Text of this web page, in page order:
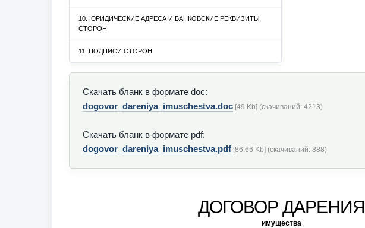
10. ЮРИДИЧЕСКИЕ АДРЕСА И БАНКОВСКИЕ РЕКВИЗИТЫ
СТОРОН
11. ПОДПИСИ СТОРОН
Скачать бланк в формате doc:
dogovor_dareniya_imuschestva.doc [49 Kb] (cкачиваний: 4213)
Скачать бланк в формате pdf:
dogovor_dareniya_imuschestva.pdf [86.66 Kb] (cкачиваний: 888)
ДОГОВОР ДАРЕНИЯ
имущества